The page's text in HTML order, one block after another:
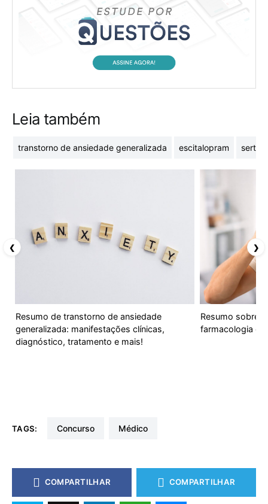
Leia também
transtorno de ansiedade generalizada escitalopram
Resumo de transtorno de ansiedade
generalizada: manifestações clínicas,
diagnóstico, tratamento e mais!
Resumo sobre
farmacologia e
❮ ❯
TAGS: concurso médico
COMPARTILHAR COMPARTILHAR